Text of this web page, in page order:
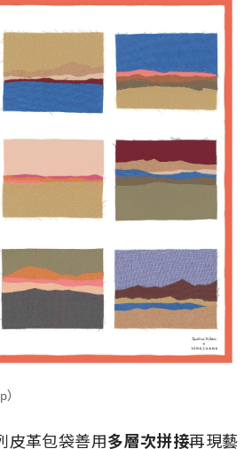
皮革包袋善用多層次拼接再現藝